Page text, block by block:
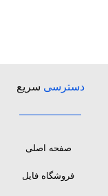
دسترسی سریع
صفحه اصلی
فروشگاه فایل